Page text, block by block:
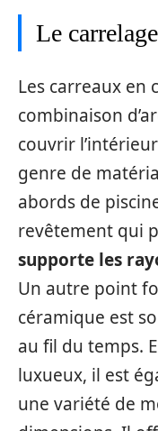
Le
Les carreaux en
combinaison
couvrir
genre de
abords de
revêtement qui
supporte les
Un autre point
céramique est
au fil du temps.
luxueux, il est
une variété de